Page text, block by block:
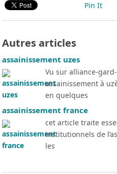
Pin It
Autres articles
assainissement uzes
Vu sur alliance-
assainissement à
en quelques
assainissement france
cet article traite
institutionnels de
les